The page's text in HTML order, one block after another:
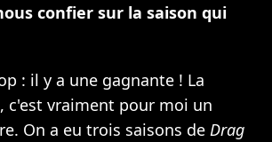
confier sur la saison qui
: il y a une gagnante ! La
c'est vraiment pour moi un
On a eu trois saisons de Drag